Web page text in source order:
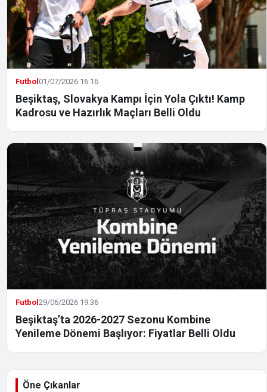
Futbol01/07/2026 16:16
Beşiktaş, Slovakya Kampı İçin Yola Çıktı! Kamp
Kadrosu ve Hazırlık Maçları Belli Oldu
Futbol29/06/2026 19:36
Beşiktaş’ta 2026-2027 Sezonu Kombine
Yenileme Dönemi Başlıyor: Fiyatlar Belli Oldu
Öne Çıkanlar